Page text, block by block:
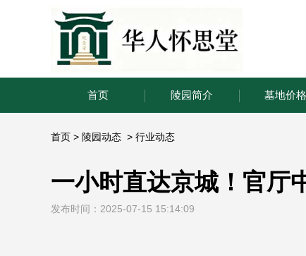
首页 陵园简介 墓地价格
首页 > 陵园动态 > 行业动态
一小时直达京城！官厅
发布时间：2025-07-15 15:14:09